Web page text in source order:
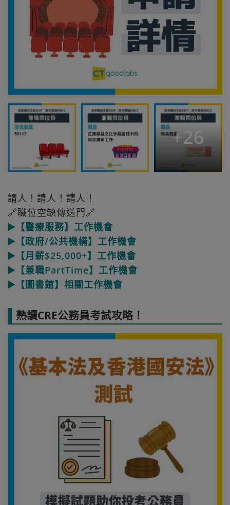
+26
請人！請人！請人！
🔗職位空缺傳送門🔗
▶️【醫療服務】工作機會
▶️【政府/公共機構】工作機會
▶️【月薪$25,000+】工作機會
▶️【兼職PartTime】工作機會
▶️【圖書館】相關工作機會
熟讀CRE公務員考試攻略！